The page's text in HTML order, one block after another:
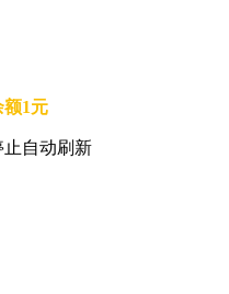
1元
自动刷新